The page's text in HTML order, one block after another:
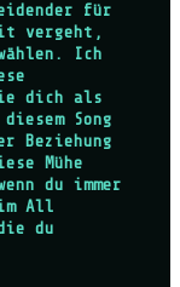
für
vergeht,
Ich
dich als
Song
Beziehung
Mühe
du immer
All
du